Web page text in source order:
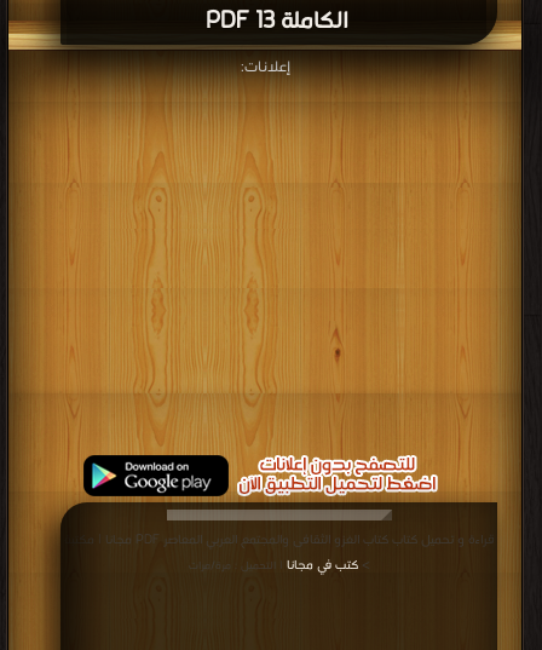
الكاملة 13 PDF
إعلانات:
قراءة و تحميل كتاب كتاب الغزو الثقافى والمجتمع العربي المعاصر PDF مجانا | مكتبة
>كتب في مجانا | التحميل : مرة/مرات